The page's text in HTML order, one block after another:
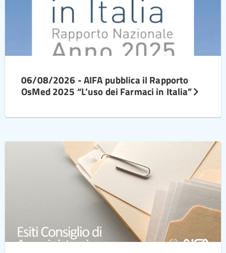
06/08/2026 - AIFA pubblica il Rapporto
OsMed 2025 “L’uso dei Farmaci in Italia”